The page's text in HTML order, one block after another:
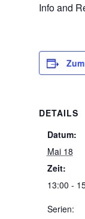
Info and
DETAILS
Datum:
Mai 18
Zeit:
13:00 -
Serien: